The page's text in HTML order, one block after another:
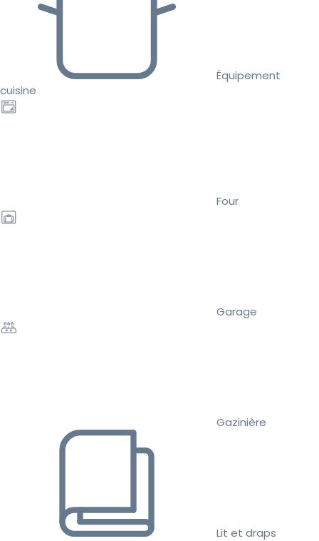
Équipement
cuisine
Four
Garage
Gazinière
Lit et draps